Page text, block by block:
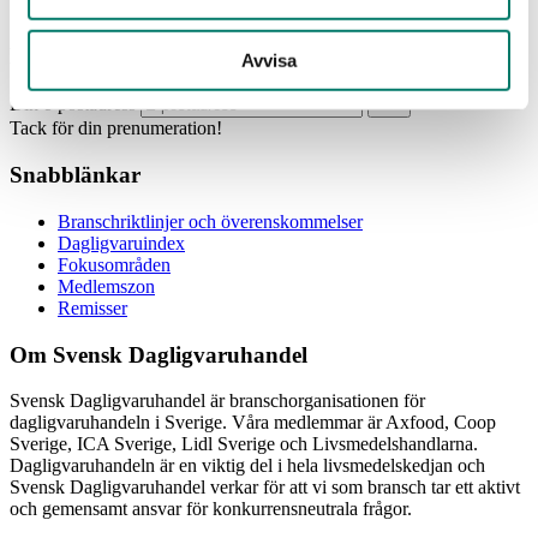
Avvisa
Din e-postadress
Tack för din prenumeration!
Snabblänkar
Branschriktlinjer och överenskommelser
Dagligvaruindex
Fokusområden
Medlemszon
Remisser
Om Svensk Dagligvaruhandel
Svensk Dagligvaruhandel är branschorganisationen för
dagligvaruhandeln i Sverige. Våra medlemmar är Axfood, Coop
Sverige, ICA Sverige, Lidl Sverige och Livsmedelshandlarna.
Dagligvaruhandeln är en viktig del i hela livsmedelskedjan och
Svensk Dagligvaruhandel verkar för att vi som bransch tar ett aktivt
och gemensamt ansvar för konkurrensneutrala frågor.